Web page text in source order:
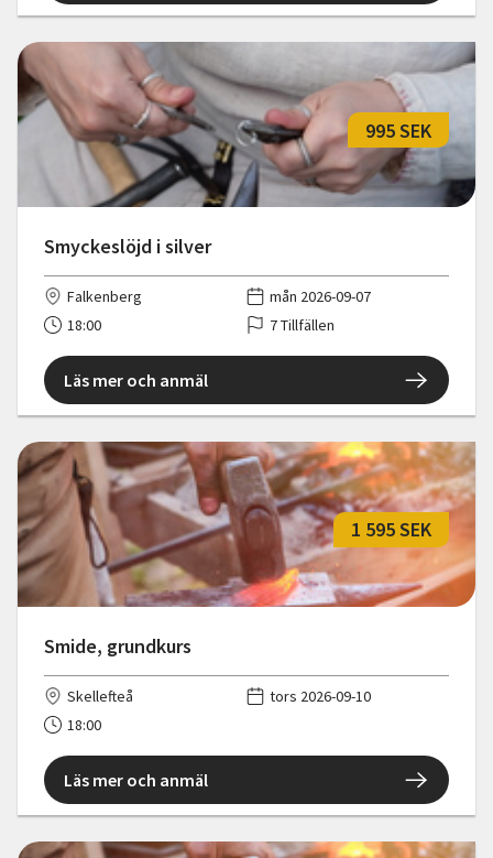
Smyckeslöjd i silver
995 SEK
Falkenberg
mån 2026-09-07
18:00
7 Tillfällen
Läs mer och anmäl
Smide, grundkurs
1 595 SEK
Skellefteå
tors 2026-09-10
18:00
Läs mer och anmäl